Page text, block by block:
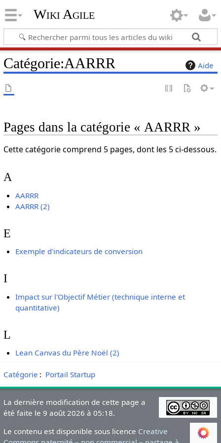
Wiki Agile
Aide
Catégorie:AARRR
Pages dans la catégorie « AARRR »
Cette catégorie comprend 5 pages, dont les 5 ci-dessous.
A
AARRR
AARRR (2)
E
Exemple d'indicateurs de conversion
I
Impact sur l'Objectif Métier (technique interne et
quantitative)
L
Lean Canvas du Père Noël (2)
Catégorie : Portail Startup
La dernière modification de cette page a
été faite le 9 août 2026 à 05:18.
Le contenu est disponible sous licence Creative